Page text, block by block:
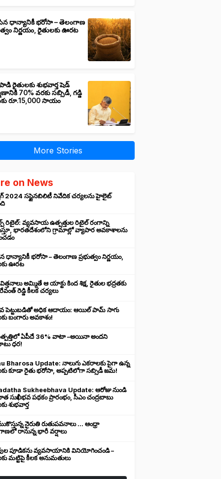
ధాన్యానికీ భరోసా – తెలంగాణ
నిర్ణయం, రైతులకు ఊరట
రైతులకు శుభవార్త షెడ్
70% వరకు సబ్సిడీ, గడ్డి
రూ.15,000 సాయం
More Stories
on News
2024 సస్టైనబిలిటీ నివేదిక చర్యలను హైలైట్
రిటైల్: వ్యవసాయ ఉత్పత్తుల రిటైల్ రంగాన్ని
భారతదేశంలోని గ్రామాల్లో వ్యాపార అవకాశాలను
ధాన్యానికీ భరోసా – తెలంగాణ ప్రభుత్వం నిర్ణయం,
ఊరట
అమ్మితే ఆ యాక్టు కింద శిక్ష, రైతుల భద్రతకు
రెడ్డి కీలక చర్యలు
పెట్టుబడితో అధిక ఆదాయం: ఆయిల్ పామ్ సాగు
బంగారు అవకాశం!
ఏపీదే 36% వాటా –అయినా అందని
ధర!
Bharosa Update: నాలుగు ఎకరాలకు పైగా ఉన్న
కూడా రైతు భరోసా, అప్పటిలోగా సబ్సిడీ జమ!
Sukheebhava Update: ఆరోజు నుండి
సుఖీభవ పథకం ప్రారంభం, సీఎం చంద్రబాబు
శుభవార్త
నైరుతి రుతుపవనాలు ... ఆంధ్రా
రానున్న భారీ వర్షాలు
పూడికను వ్యవసాయానికి వినియోగించండి –
మట్టిపై కీలక అనుమతులు